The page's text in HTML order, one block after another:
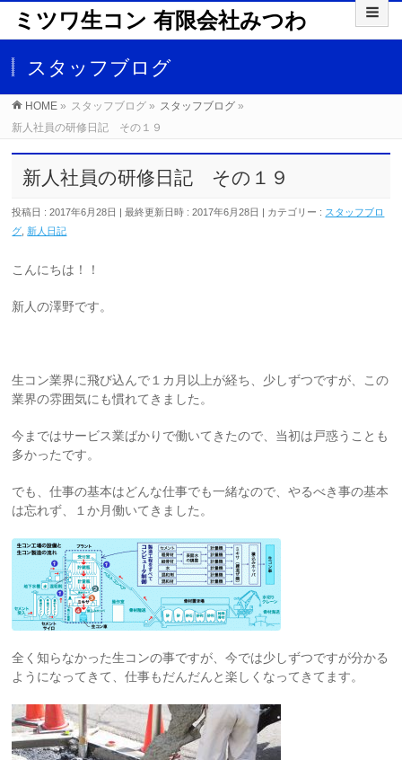
ミツワ生コン 有限会社みつわ
スタッフブログ
HOME » スタッフブログ » スタッフブログ »
新人社員の研修日記 その１９
新人社員の研修日記 その１９
投稿日 : 2017年6月28日 最終更新日時 : 2017年6月28日 カテゴリー : スタッフブロ
グ 新人日記
こんにちは！！
新人の澤野です。
生コン業界に飛び込んで１カ月以上が経ち、少しずつですが、この
業界の雰囲気にも慣れてきました。
今まではサービス業ばかりで働いてきたので、当初は戸惑うことも
多かったです。
でも、仕事の基本はどんな仕事でも一緒なので、やるべき事の基本
は忘れず、１か月働いてきました。
全く知らなかった生コンの事ですが、今では少しずつですが分かる
ようになってきて、仕事もだんだんと楽しくなってきてます。